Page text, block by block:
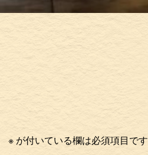
※ が付いている欄は必須項目です